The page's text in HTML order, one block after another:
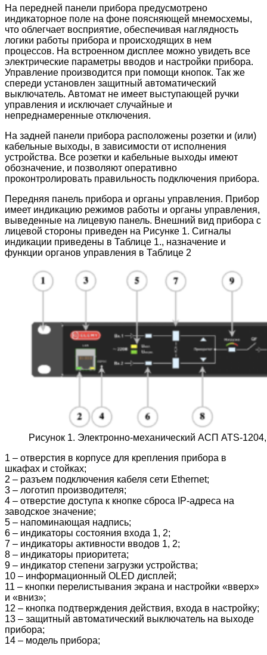
На передней панели прибора предусмотрено
индикаторное поле на фоне поясняющей мнемосхемы,
что облегчает восприятие, обеспечивая наглядность
логики работы прибора и происходящих в нем
процессов. На встроенном дисплее можно увидеть все
электрические параметры вводов и настройки прибора.
Управление производится при помощи кнопок. Так же
спереди установлен защитный автоматический
выключатель. Автомат не имеет выступающей ручки
управления и исключает случайные и
непреднамеренные отключения.
На задней панели прибора расположены розетки и (или)
кабельные выходы, в зависимости от исполнения
устройства. Все розетки и кабельные выходы имеют
обозначение, и позволяют оперативно
проконтролировать правильность подключения прибора.
Передняя панель прибора и органы управления. Прибор
имеет индикацию режимов работы и органы управления,
выведенные на лицевую панель. Внешний вид прибора с
лицевой стороны приведен на Рисунке 1. Сигналы
индикации приведены в Таблице 1., назначение и
функции органов управления в Таблице 2
Рисунок 1. Электронно-механический АСП ATS-
1 – отверстия в корпусе для крепления прибора в
шкафах и стойках;
2 – разъем подключения кабеля сети Ethernet;
3 – логотип производителя;
4 – отверстие доступа к кнопке сброса IP-адреса на
заводское значение;
5 – напоминающая надпись;
6 – индикаторы состояния входа 1, 2;
7 – индикаторы активности вводов 1, 2;
8 – индикаторы приоритета;
9 – индикатор степени загрузки устройства;
10 – информационный OLED дисплей;
11 – кнопки перелистывания экрана и настройки «вверх»
и «вниз»;
12 – кнопка подтверждения действия, входа в настройку;
13 – защитный автоматический выключатель на выходе
прибора;
14 – модель прибора;